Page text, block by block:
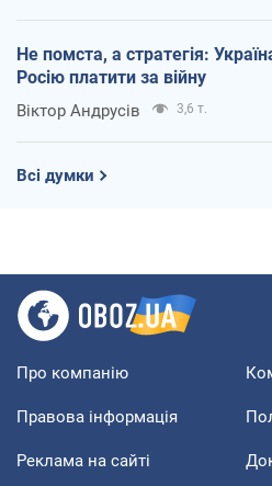
Не помста, а стратегія:
Росію платити за війну
Віктор Андрусів 3,6 т.
Всі думки
Про компанію
Правова інформація
Реклама на сайті